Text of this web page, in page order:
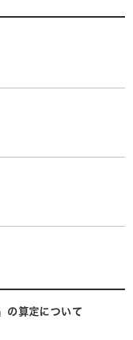
の算定について